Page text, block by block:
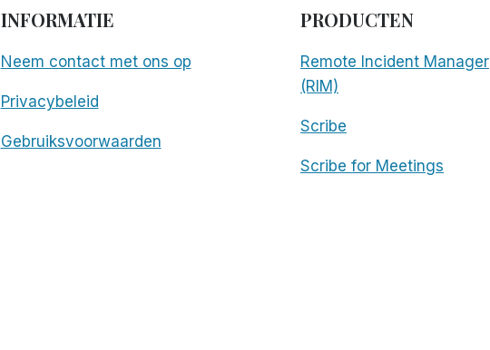
INFORMATIE
Neem contact met ons op
Privacybeleid
Gebruiksvoorwaarden
PRODUCTEN
Remote Incident Manager
(RIM)
Scribe
Scribe for Meetings